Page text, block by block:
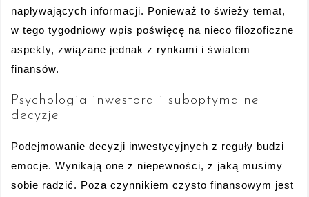
napływających informacji. Ponieważ to świeży temat,
w tego tygodniowy wpis poświęcę na nieco filozoficzne
aspekty, związane jednak z rynkami i światem
finansów.
Psychologia inwestora i suboptymalne
decyzje
Podejmowanie decyzji inwestycyjnych z reguły budzi
emocje. Wynikają one z niepewności, z jaką musimy
sobie radzić. Poza czynnikiem czysto finansowym jest